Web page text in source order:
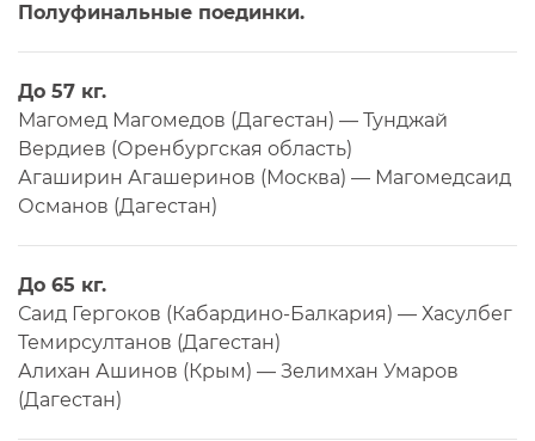
Полуфинальные поединки.
До 57 кг.
Магомед Магомедов (Дагестан) — Тунджай
Вердиев (Оренбургская область)
Агаширин Агашеринов (Москва) — Магомедсаид
Османов (Дагестан)
До 65 кг.
Саид Гергоков (Кабардино-Балкария) — Хасулбег
Темирсултанов (Дагестан)
Алихан Ашинов (Крым) — Зелимхан Умаров
(Дагестан)